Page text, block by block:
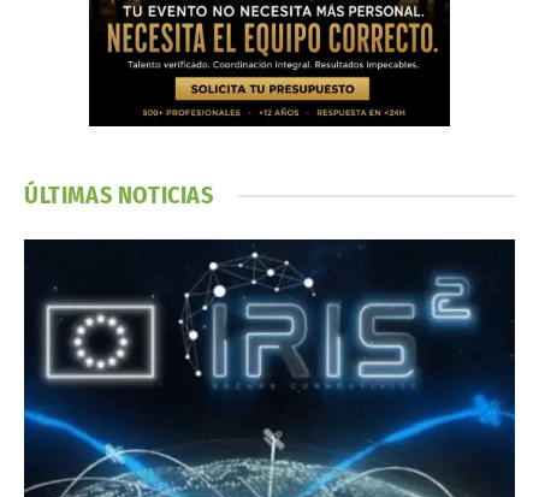
ÚLTIMAS NOTICIAS